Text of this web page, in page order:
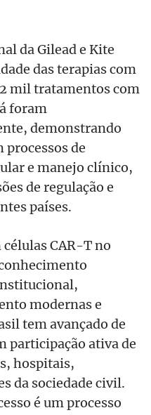
da Gilead e Kite
das terapias com
mil tratamentos com
foram
demonstrando
de
e manejo clínico,
de regulação e
países.
células CAR-T no
modernas e
tem avançado de
participação ativa de
hospitais,
da sociedade civil.
é um processo